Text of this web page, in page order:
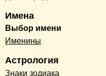
Имена
Выбор имени
Именины
Астрология
Знаки зодиака